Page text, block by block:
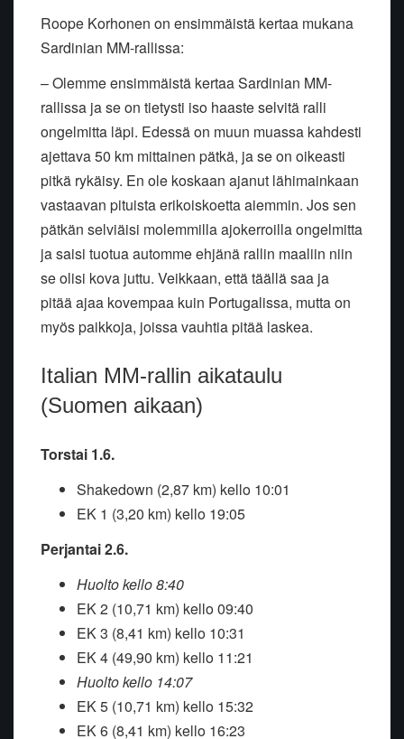
Roope Korhonen on ensimmäistä kertaa mukana
Sardinian MM-rallissa:
– Olemme ensimmäistä kertaa Sardinian MM-
rallissa ja se on tietysti iso haaste selvitä ralli
ongelmitta läpi. Edessä on muun muassa kahdesti
ajettava 50 km mittainen pätkä, ja se on oikeasti
pitkä rykäisy. En ole koskaan ajanut lähimainkaan
vastaavan pituista erikoiskoetta aiemmin. Jos sen
pätkän selviäisi molemmilla ajokerroilla ongelmitta
ja saisi tuotua automme ehjänä rallin maaliin niin
se olisi kova juttu. Veikkaan, että täällä saa ja
pitää ajaa kovempaa kuin Portugalissa, mutta on
myös paikkoja, joissa vauhtia pitää laskea.
Italian MM-rallin aikataulu
(Suomen aikaan)
Torstai 1.6.
Shakedown (2,87 km) kello 10:01
EK 1 (3,20 km) kello 19:05
Perjantai 2.6.
Huolto kello 8:40
EK 2 (10,71 km) kello 09:40
EK 3 (8,41 km) kello 10:31
EK 4 (49,90 km) kello 11:21
Huolto kello 14:07
EK 5 (10,71 km) kello 15:32
EK 6 (8,41 km) kello 16:23